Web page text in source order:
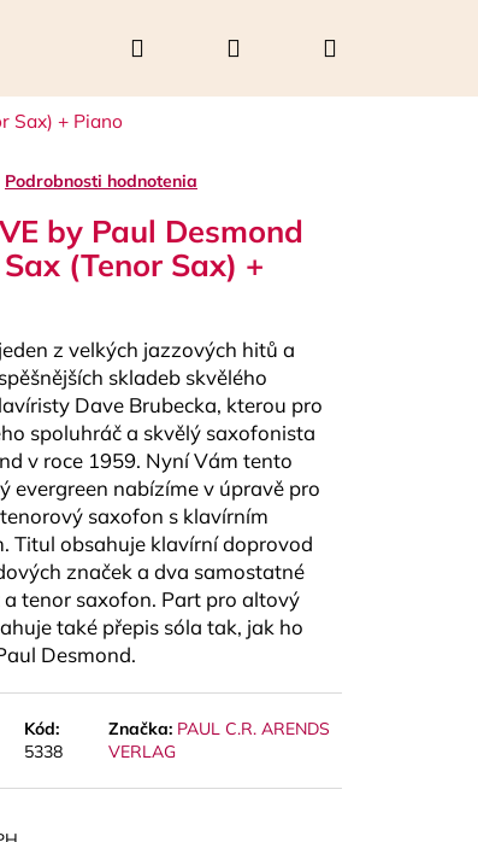
Hľadať PrihlásenieNákupný
Sax) + Piano
Podrobnosti hodnotenia
by Paul Desmond
(Tenor Sax) +
z velkých jazzových hitů a
skladeb skvělého
Dave Brubecka, kterou pro
spoluhráč a skvělý saxofonista
v roce 1959. Nyní Vám tento
evergreen nabízíme v úpravě pro
saxofon s klavírním
Titul obsahuje klavírní doprovod
značek a dva samostatné
tenor saxofon. Part pro altový
také přepis sóla tak, jak ho
Desmond.
Kód:
5338
Značka: PAUL C.R. ARENDS
VERLAG
Nasledujúce
PLÁTKY